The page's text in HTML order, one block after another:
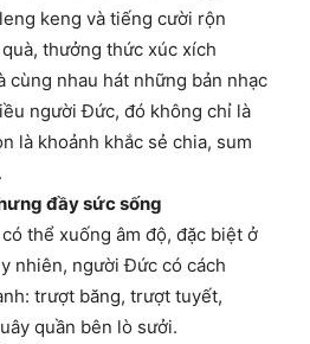
keng và tiếng cười rộn
thưởng thức xúc xích
cùng nhau hát những bản nhạc
người Đức, đó không chỉ là
là khoảnh khắc sẻ chia, sum
đầy sức sống
thể xuống âm độ, đặc biệt ở
nhiên, người Đức có cách
trượt băng, trượt tuyết,
quần bên lò sưởi.